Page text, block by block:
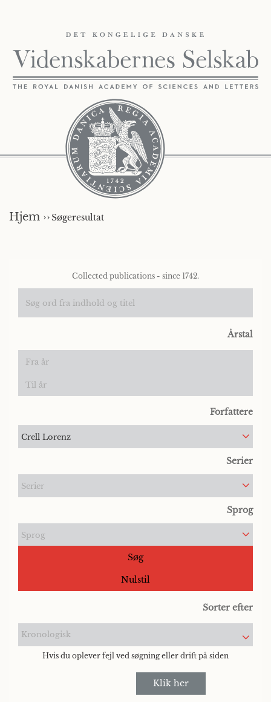
Hjem ››Søgeresultat
Collected publications - since 1742.
Årstal
Forfattere
Crell Lorenz
Serier
Serier
Sprog
Sprog
Søg
Nulstil
Sorter efter
Kronologisk
Hvis du oplever fejl ved søgning eller drift på siden
Klik her